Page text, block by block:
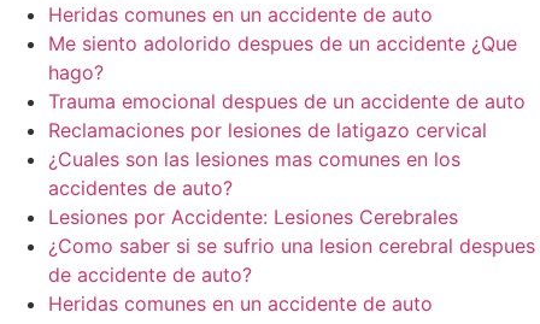
Heridas comunes en un accidente de auto
Me siento adolorido despues de un accidente ¿Que
hago?
Trauma emocional despues de un accidente de auto
Reclamaciones por lesiones de latigazo cervical
¿Cuales son las lesiones mas comunes en los
accidentes de auto?
Lesiones por Accidente: Lesiones Cerebrales
¿Como saber si se sufrio una lesion cerebral despues
de accidente de auto?
Heridas comunes en un accidente de auto